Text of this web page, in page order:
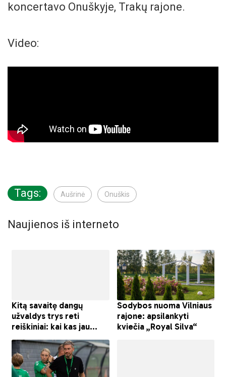
koncertavo Onuškyje, Trakų rajone.
Video:
Tags: Aušrinė Onuškis
Naujienos iš interneto